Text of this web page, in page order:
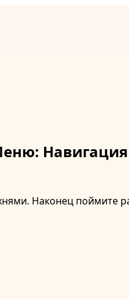
Наконец поймите